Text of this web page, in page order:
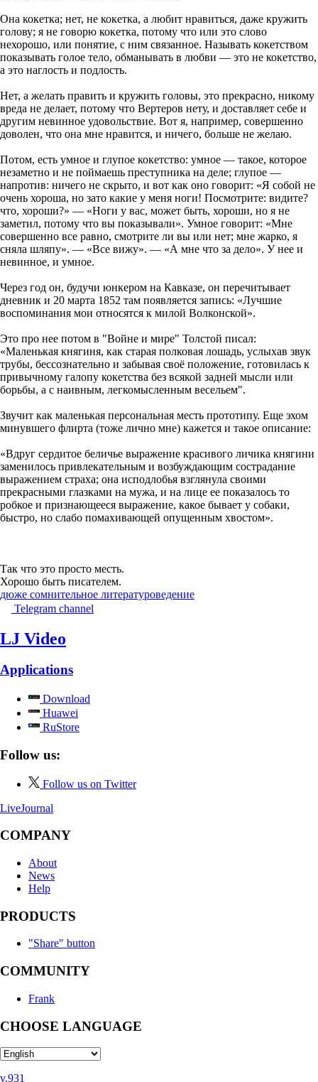
Она кокетка; нет, не кокетка, а любит нравиться, даже кружить
голову; я не говорю кокетка, потому что или это слово
нехорошо, или понятие, с ним связанное. Называть кокетством
показывать голое тело, обманывать в любви — это не кокетство,
а это наглость и подлость.
Нет, а желать править и кружить головы, это прекрасно, никому
вреда не делает, потому что Вертеров нету, и доставляет себе и
другим невинное удовольствие. Вот я, например, совершенно
доволен, что она мне нравится, и ничего, больше не желаю.
Потом, есть умное и глупое кокетство: умное — такое, которое
незаметно и не поймаешь преступника на деле; глупое —
напротив: ничего не скрыто, и вот как оно говорит: «Я собой не
очень хороша, но зато какие у меня ноги! Посмотрите: видите?
что, хороши?» — «Ноги у вас, может быть, хороши, но я не
заметил, потому что вы показывали». Умное говорит: «Мне
совершенно все равно, смотрите ли вы или нет; мне жарко, я
сняла шляпу». — «Все вижу». — «А мне что за дело». У нее и
невинное, и умное.
Через год он, будучи юнкером на Кавказе, он перечитывает
дневник и 20 марта 1852 там появляется запись: «Лучшие
воспоминания мои относятся к милой Волконской».
Это про нее потом в "Войне и мире" Толстой писал:
«Маленькая княгиня, как старая полковая лошадь, услыхав звук
трубы, бессознательно и забывая своё положение, готовилась к
привычному галопу кокетства без всякой задней мысли или
борьбы, а с наивным, легкомысленным весельем".
Звучит как маленькая персональная месть прототипу. Еще эхом
минувшего флирта (тоже лично мне) кажется и такое описание:
«Вдруг сердитое беличье выражение красивого личика княгини
заменилось привлекательным и возбуждающим сострадание
выражением страха; она исподлобья взглянула своими
прекрасными глазками на мужа, и на лице ее показалось то
робкое и признающееся выражение, какое бывает у собаки,
быстро, но слабо помахивающей опущенным хвостом».
Так что это просто месть.
Хорошо быть писателем.
дюже сомнительное литературоведение
Telegram channel
LJ Video
Applications
Download
Huawei
RuStore
Follow us:
Follow us on Twitter
LiveJournal
COMPANY
About
News
Help
PRODUCTS
"Share" button
COMMUNITY
Frank
CHOOSE LANGUAGE
v.931